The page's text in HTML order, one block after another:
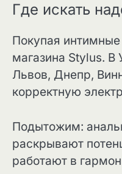
Где искать
Покупая
магазина Stylus. В
Львов, Днепр,
корректную
Подытожим:
раскрывают
работают в